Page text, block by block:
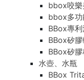
bbox咬樂
bbox多功
BBox專
BBox矽
BBox矽
水壺、水瓶
BBox